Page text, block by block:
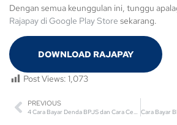
Dengan semua keunggulan ini, tunggu
Rajapay di Google Play Store sekarang.
DOWNLOAD RAJAPAY
Post Views: 1,073
PREVIOUS
4 Cara Bayar Denda BPJS dan Cara Cek Total Tagihannya